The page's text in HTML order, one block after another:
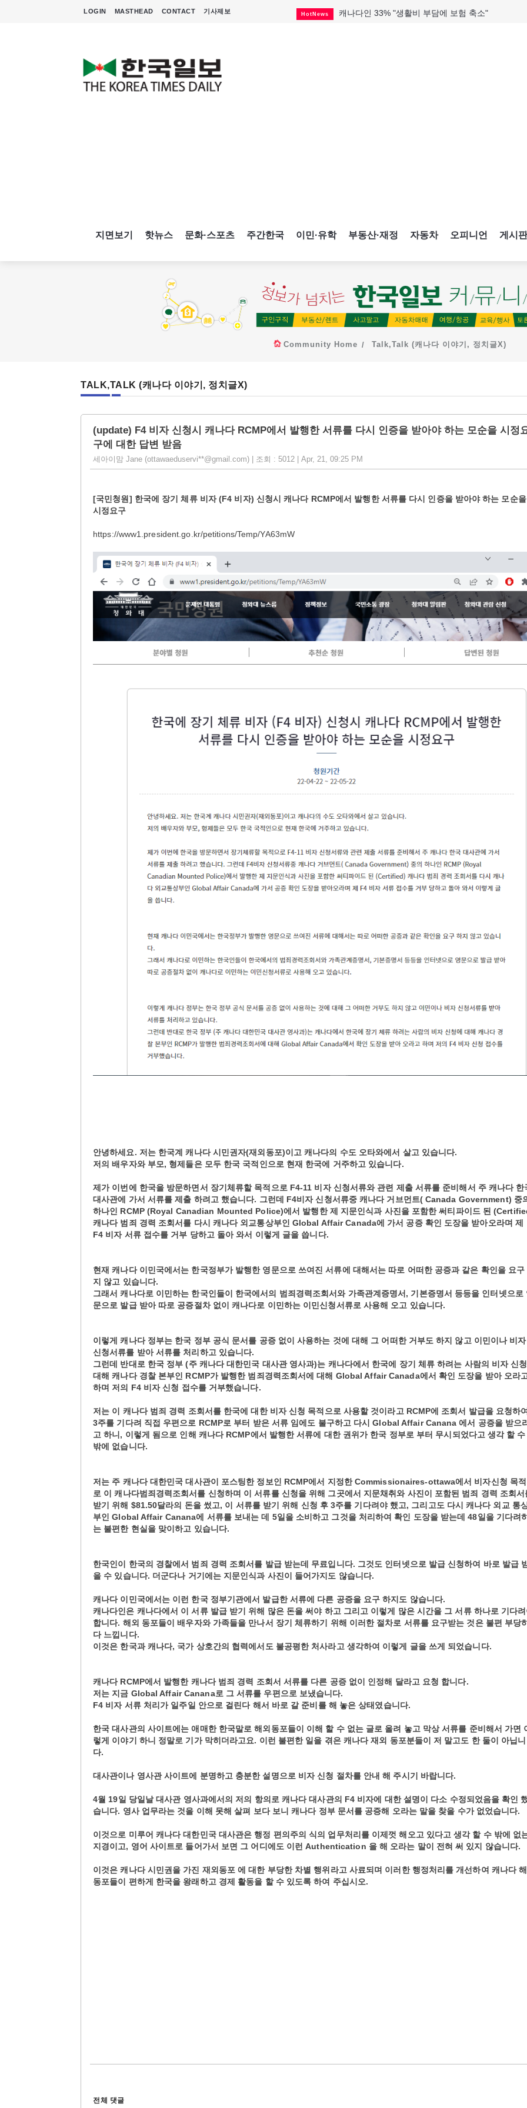
LOGIN MASTHEAD CONTACT 기사제보 HotNews "마약 범죄에 연루됐으니 돈 보내라"
지면보기 핫뉴스 문화·스포츠 주간한국 이민·유학 부동산·재정 자동차 오피니언 게시판
Community Home Talk,Talk (캐나다 이야기, 정치글X)
TALK,TALK (캐나다 이야기, 정치글X)
(update) F4 비자 신청시 캐나다 RCMP에서 발행한 서류를 다시 인증을 받아야 하는 모순을 시정
구에 대한 답변 받음
세아이맘 Jane (ottawaeduservi**@gmail.com) | 조회 : 5012 | Apr, 21, 09:25 PM
[국민청원] 한국에 장기 체류 비자 (F4 비자) 신청시 캐나다 RCMP에서 발행한 서류를 다시 인증을 받아야 하는 모순을
시정요구
https://www1.president.go.kr/petitions/Temp/YA63mW
안녕하세요. 저는 한국계 캐나다 시민권자(재외동포)이고 캐나다의 수도 오타와에서 살고 있습니다.
저의 배우자와 부모, 형제들은 모두 한국 국적인으로 현재 한국에 거주하고 있습니다.
제가 이번에 한국을 방문하면서 장기체류할 목적으로 F4-11 비자 신청서류와 관련 제출 서류를 준비해서 주 캐나다 한
대사관에 가서 서류를 제출 하려고 했습니다. 그런데 F4비자 신청서류중 캐나다 거브먼트( Canada Government) 중
하나인 RCMP (Royal Canadian Mounted Police)에서 발행한 제 지문인식과 사진을 포함한 써티파이드 된
캐나다 범죄 경력 조회서를 다시 캐나다 외교통상부인 Global Affair Canada에 가서 공증 확인 도장을 받아오라며 제
F4 비자 서류 접수를 거부 당하고 돌아 와서 이렇게 글을 씁니다.
현재 캐나다 이민국에서는 한국정부가 발행한 영문으로 쓰여진 서류에 대해서는 따로 어떠한 공증과 같은 확인을 요구
지 않고 있습니다.
그래서 캐나다로 이민하는 한국인들이 한국에서의 범죄경력조회서와 가족관계증명서, 기본증명서 등등을 인터넷으로
문으로 발급 받아 따로 공증절차 없이 캐나다로 이민하는 이민신청서류로 사용해 오고 있습니다.
이렇게 캐나다 정부는 한국 정부 공식 문서를 공증 없이 사용하는 것에 대해 그 어떠한 거부도 하지 않고 이민이나 비자
신청서류를 받아 서류를 처리하고 있습니다.
그런데 반대로 한국 정부 (주 캐나다 대한민국 대사관 영사과)는 캐나다에서 한국에 장기 체류 하려는 사람의 비자 신
대해 캐나다 경찰 본부인 RCMP가 발행한 범죄경력조회서에 대해 Global Affair Canada에서 확인 도장을 받아 오라
하며 저의 F4 비자 신청 접수를 거부했습니다.
저는 이 캐나다 범죄 경력 조회서를 한국에 대한 비자 신청 목적으로 사용할 것이라고 RCMP에 조회서 발급을 요청하
3주를 기다려 직접 우편으로 RCMP로 부터 받은 서류 임에도 불구하고 다시 Global Affair Canana 에서 공증을 받으
고 하니, 이렇게 됨으로 인해 캐나다 RCMP에서 발행한 서류에 대한 권위가 한국 정부로 부터 무시되었다고 생각 할 수
밖에 없습니다.
저는 주 캐나다 대한민국 대사관이 포스팅한 정보인 RCMP에서 지정한 Commissionaires-ottawa에서 비자신청 목
로 이 캐나다범죄경력조회서를 신청하며 이 서류를 신청을 위해 그곳에서 지문채취와 사진이 포함된 범죄 경력 조회서
받기 위해 $81.50달라의 돈을 썼고, 이 서류를 받기 위해 신청 후 3주를 기다려야 했고, 그리고도 다시 캐나다 외교 통
부인 Global Affair Canana에 서류를 보내는 데 5일을 소비하고 그것을 처리하여 확인 도장을 받는데 48일을 기다려
는 불편한 현실을 맞이하고 있습니다.
한국인이 한국의 경찰에서 범죄 경력 조회서를 발급 받는데 무료입니다. 그것도 인터넷으로 발급 신청하여 바로 발급
을 수 있습니다. 더군다나 거기에는 지문인식과 사진이 들어가지도 않습니다.
캐나다 이민국에서는 이런 한국 정부기관에서 발급한 서류에 다른 공증을 요구 하지도 않습니다.
캐나다인은 캐나다에서 이 서류 발급 받기 위해 많은 돈을 써야 하고 그리고 이렇게 많은 시간을 그 서류 하나로 기다
합니다. 해외 동포들이 배우자와 가족들을 만나서 장기 체류하기 위해 이러한 절차로 서류를 요구받는 것은 불편 부당
다 느낍니다.
이것은 한국과 캐나다, 국가 상호간의 협력에서도 불공평한 처사라고 생각하여 이렇게 글을 쓰게 되었습니다.
캐나다 RCMP에서 발행한 캐나다 범죄 경력 조회서 서류를 다른 공증 없이 인정해 달라고 요청 합니다.
저는 지금 Global Affair Canana로 그 서류를 우편으로 보냈습니다.
F4 비자 서류 처리가 일주일 안으로 걸린다 해서 바로 갈 준비를 해 놓은 상태였습니다.
한국 대사관의 사이트에는 애매한 한국말로 해외동포들이 이해 할 수 없는 글로 올려 놓고 막상 서류를 준비해서 가면
렇게 이야기 하니 정말로 기가 막히더라고요. 이런 불편한 일을 겪은 캐나다 재외 동포분들이 저 말고도 한 둘이 아닙니
다.
대사관이나 영사관 사이트에 분명하고 충분한 설명으로 비자 신청 절차를 안내 해 주시기 바랍니다.
4월 19일 당일날 대사관 영사과에서의 저의 항의로 캐나다 대사관의 F4 비자에 대한 설명이 다소 수정되었음을 확인
습니다. 영사 업무라는 것을 이해 못해 살펴 보다 보니 캐나다 정부 문서를 공증해 오라는 말을 찾을 수가 없었습니다.
이것으로 미루어 캐나다 대한민국 대사관은 행정 편의주의 식의 업무처리를 이제껏 해오고 있다고 생각 할 수 밖에 없
지경이고, 영어 사이트로 들어가서 보면 그 어디에도 이런 Authentication 을 해 오라는 말이 전혀 써 있지 않습니다.
이것은 캐나다 시민권을 가진 재외동포 에 대한 부당한 차별 행위라고 사료되며 이러한 행정처리를 개선하여 캐나다
동포들이 편하게 한국을 왕래하고 경제 활동을 할 수 있도록 하여 주십시오.
전체 댓글